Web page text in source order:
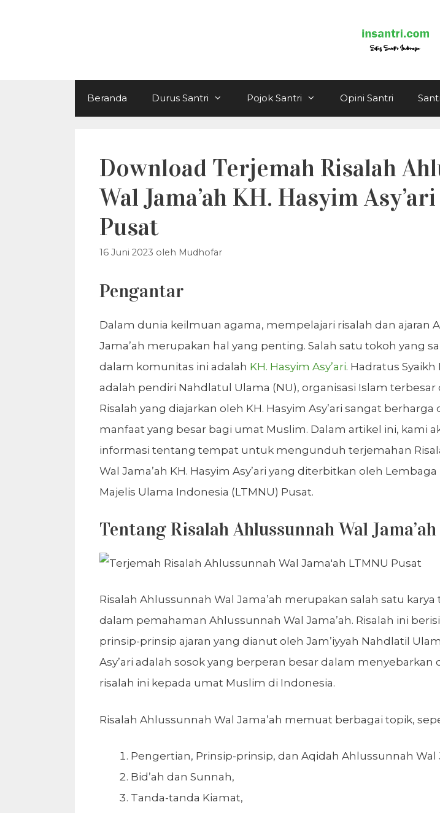
Beranda Durus Santri Pojok Santri Opini Santri
Download Terjemah Risalah
Wal Jama’ah KH. Hasyim
Pusat
16 Juni 2023 oleh Mudhofar
Pengantar
Dalam dunia keilmuan agama, mempelajari risalah dan ajaran
Jama’ah merupakan hal yang penting. Salah satu tokoh yang
dalam komunitas ini adalah KH. Hasyim Asy’ari. Hadratus Syaikh
adalah pendiri Nahdlatul Ulama (NU), organisasi Islam terbesar
Risalah yang diajarkan oleh KH. Hasyim Asy’ari sangat
manfaat yang besar bagi umat Muslim. Dalam artikel ini, kami
informasi tentang tempat untuk mengunduh terjemahan
Wal Jama’ah KH. Hasyim Asy’ari yang diterbitkan oleh Lembaga
Majelis Ulama Indonesia (LTMNU) Pusat.
Tentang Risalah Ahlussunnah Wal Jama’ah
Risalah Ahlussunnah Wal Jama’ah merupakan salah satu
dalam pemahaman Ahlussunnah Wal Jama’ah. Risalah ini
prinsip-prinsip ajaran yang dianut oleh Jam’iyyah Nahdlatil
Asy’ari adalah sosok yang berperan besar dalam menyebarkan
risalah ini kepada umat Muslim di Indonesia.
Risalah Ahlussunnah Wal Jama’ah memuat berbagai topik,
Pengertian, Prinsip-prinsip, dan Aqidah Ahlussunnah Wal
Bid’ah dan Sunnah,
Tanda-tanda Kiamat,